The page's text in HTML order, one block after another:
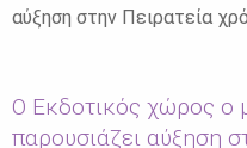
αύξηση στην Πειρατεία
Ο Εκδοτικός χώρος ο
παρουσιάζει αύξηση